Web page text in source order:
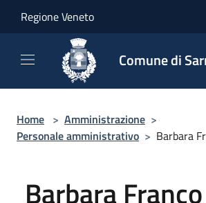
Regione Veneto
Comune di
Home > Amministrazione >
Personale amministrativo > Barbara
Barbara Franco